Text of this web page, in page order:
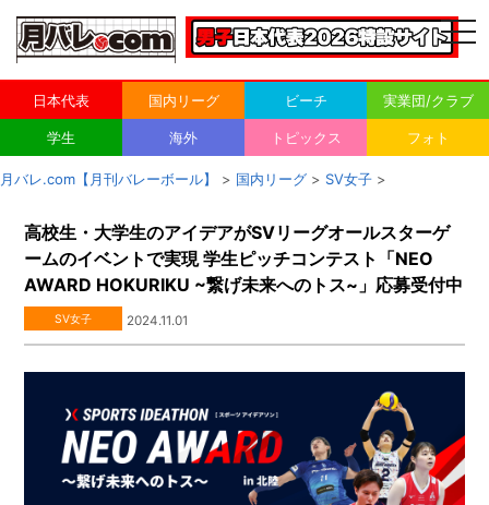
日本代表 国内リーグ ビーチ 実業団/クラブ
学生 海外 トピックス フォト
月バレ.com【月刊バレーボール】 > 国内リーグ > SV女子 >
高校生・大学生のアイデアがSVリーグオールスターゲ
ームのイベントで実現 学生ピッチコンテスト「NEO
AWARD HOKURIKU ~繋げ未来へのトス~」応募受付中
SV女子 2024.11.01